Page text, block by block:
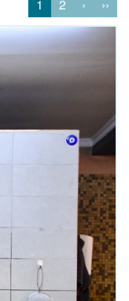
1 2 › ››